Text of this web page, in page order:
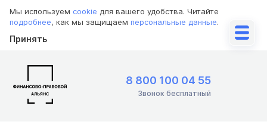
Мы используем cookie для вашего удобства. Читайте
подробнее, как мы защищаем персональные данные.
Принять
8 800 100 04 55
Звонок бесплатный